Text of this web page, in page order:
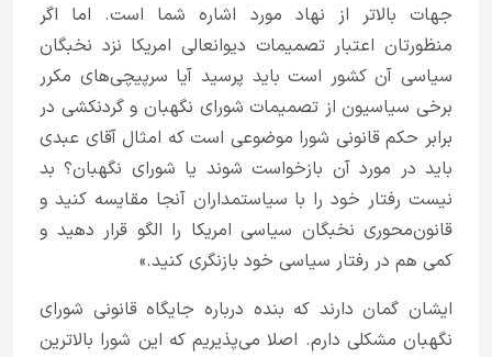
جهات بالاتر از نهاد مورد اشاره شما است. اما اگر
منظورتان اعتبار تصمیمات دیوانعالی امریکا نزد نخبگان
سیاسی آن کشور است باید پرسید آیا سرپیچی‌های مکرر
برخی سیاسیون از تصمیمات شورای نگهبان و گردنکشی در
برابر حکم قانونی شورا موضوعی است که امثال آقای عبدی
باید در مورد آن بازخواست شوند یا شورای نگهبان؟ بد
نیست رفتار خود را با سیاستمداران آنجا مقایسه کنید و
قانون‌محوری نخبگان سیاسی امریکا را الگو قرار دهید و
کمی هم در رفتار سیاسی خود بازنگری کنید.»
ایشان گمان دارند که بنده درباره جایگاه قانونی شورای
نگهبان مشکلی دارم. اصلا می‌پذیریم که این شورا بالاترین